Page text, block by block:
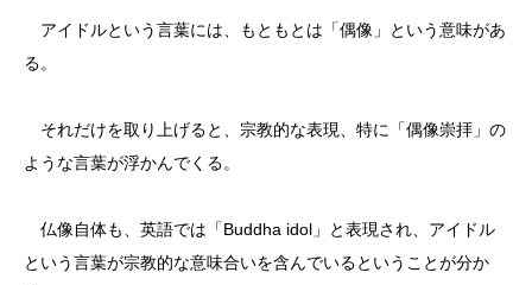
アイドルという言葉には、もともとは「偶像」という意味があ
る。
それだけを取り上げると、宗教的な表現、特に「偶像崇拝」の
ような言葉が浮かんでくる。
仏像自体も、英語では「Buddha idol」と表現され、アイドル
という言葉が宗教的な意味合いを含んでいるということが分か